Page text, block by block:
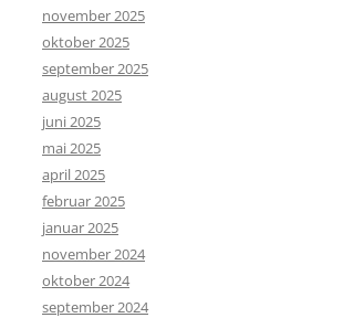
november 2025
oktober 2025
september 2025
august 2025
juni 2025
mai 2025
april 2025
februar 2025
januar 2025
november 2024
oktober 2024
september 2024